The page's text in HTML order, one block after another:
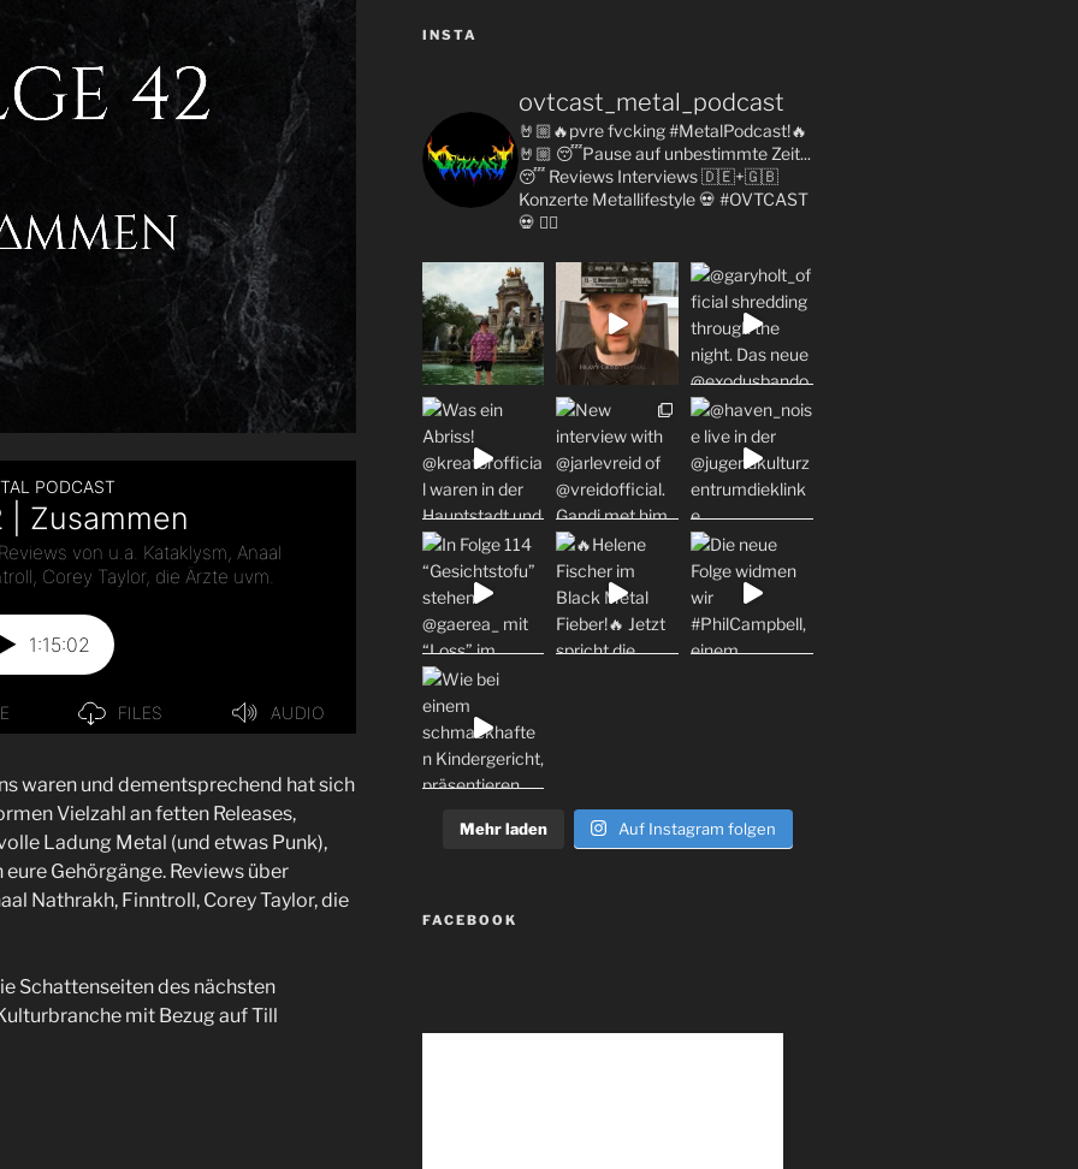
waren und dementsprechend hat sich
Vielzahl an fetten Releases,
Ladung Metal (und etwas Punk),
Gehörgänge. Reviews über
Nathrakh, Finntroll, Corey Taylor, die
Schattenseiten des nächsten
mit Bezug auf Till
INSTA
ovtcast_metal_podcast
🤘🏼🔥pvre fvcking #MetalPodcast!🔥
🤘🏼 😴Pause auf unbestimmte Zeit...
😴Reviews Interviews 🇩🇪+🇬🇧
KonzerteMetallifestyle💀 #OVTCAST
💀 👇🏼
Mehr laden Auf Instagram folgen
FACEBOOK